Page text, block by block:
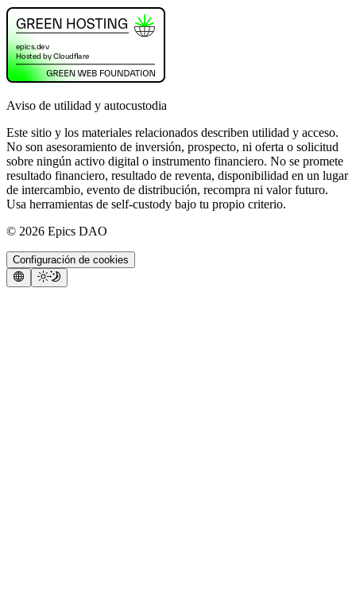
Aviso de utilidad y autocustodia
Este sitio y los materiales relacionados describen utilidad y acceso.
No son asesoramiento de inversión, prospecto, ni oferta o solicitud
sobre ningún activo digital o instrumento financiero. No se promete
resultado financiero, resultado de reventa, disponibilidad en un lugar
de intercambio, evento de distribución, recompra ni valor futuro.
Usa herramientas de self-custody bajo tu propio criterio.
© 2026 Epics DAO
Configuración de cookies